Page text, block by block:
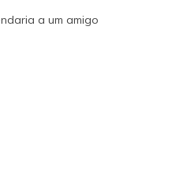
a um amigo